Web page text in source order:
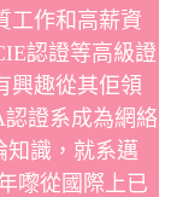
工作和高薪資
認證等高級證
興趣從其佢領
證系成為網絡
知識，就系邁
嚟從國際上已